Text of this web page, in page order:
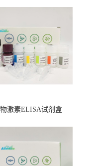
激素ELISA试剂盒